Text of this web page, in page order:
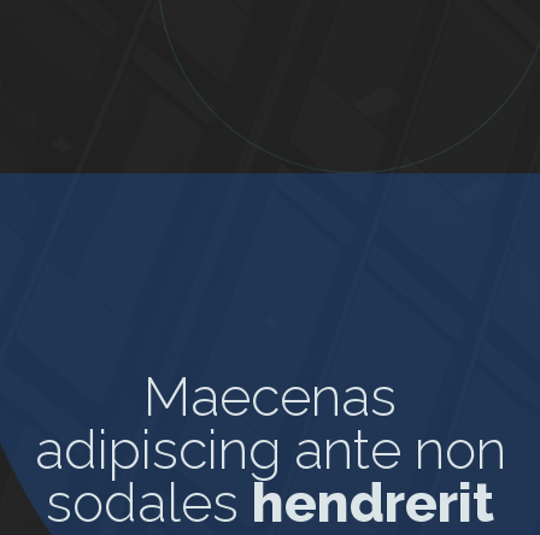
Maecenas
adipiscing ante non
sodales hendrerit